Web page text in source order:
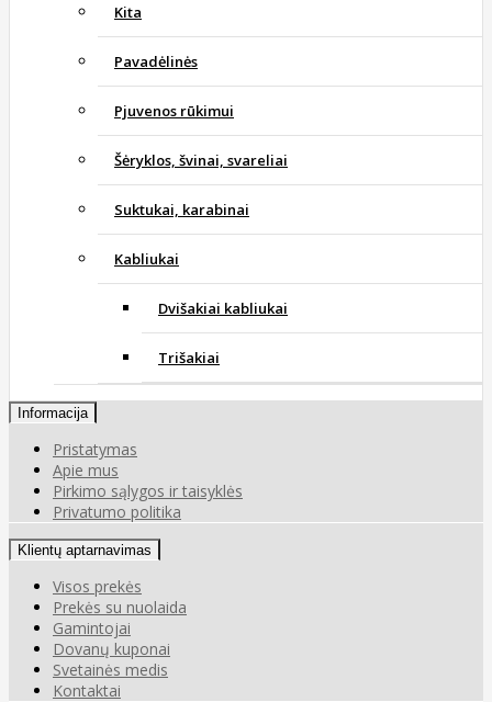
Kita
Pavadėlinės
Pjuvenos rūkimui
Šėryklos, švinai, svareliai
Suktukai, karabinai
Kabliukai
Dvišakiai kabliukai
Trišakiai
Informacija
Pristatymas
Apie mus
Pirkimo sąlygos ir taisyklės
Privatumo politika
Klientų aptarnavimas
Visos prekės
Prekės su nuolaida
Gamintojai
Dovanų kuponai
Svetainės medis
Kontaktai